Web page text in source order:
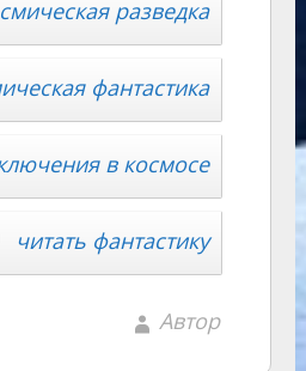
разведка
фантастика
в космосе
читать фантастику
Автор